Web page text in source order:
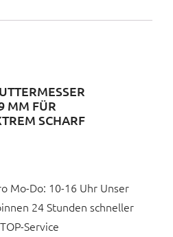
MM FÜR
SCHARF
Mo-Do: 10-16 Uhr Unser
24 Stunden schneller
Service